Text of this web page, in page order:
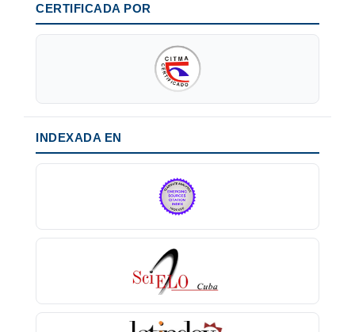
CERTIFICADA POR
INDEXADA EN